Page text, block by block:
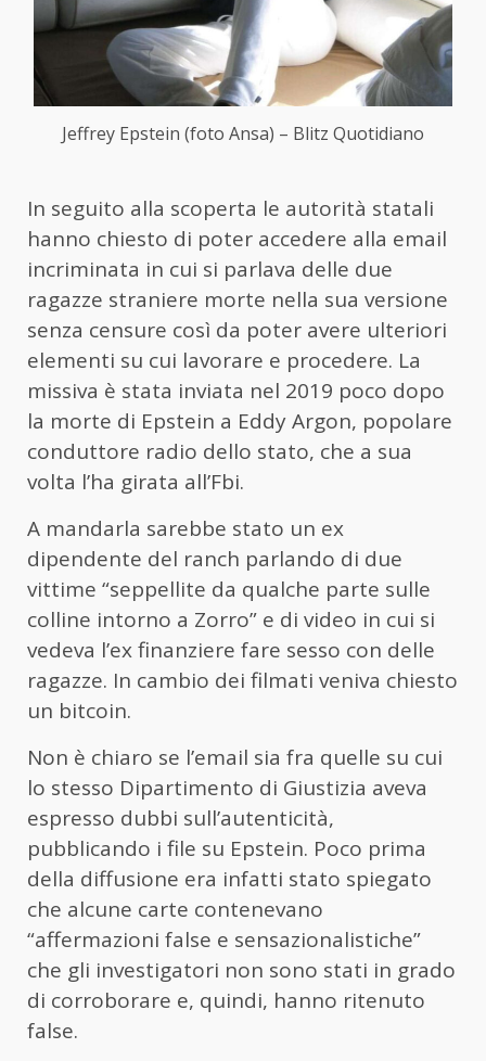
Jeffrey Epstein (foto Ansa) – Blitz Quotidiano
In seguito alla scoperta le autorità statali
hanno chiesto di poter accedere alla email
incriminata in cui si parlava delle due
ragazze straniere morte nella sua versione
senza censure così da poter avere ulteriori
elementi su cui lavorare e procedere. La
missiva è stata inviata nel 2019 poco dopo
la morte di Epstein a Eddy Argon, popolare
conduttore radio dello stato, che a sua
volta l’ha girata all’Fbi.
A mandarla sarebbe stato un ex
dipendente del ranch parlando di due
vittime “seppellite da qualche parte sulle
colline intorno a Zorro” e di video in cui si
vedeva l’ex finanziere fare sesso con delle
ragazze. In cambio dei filmati veniva chiesto
un bitcoin.
Non è chiaro se l’email sia fra quelle su cui
lo stesso Dipartimento di Giustizia aveva
espresso dubbi sull’autenticità,
pubblicando i file su Epstein. Poco prima
della diffusione era infatti stato spiegato
che alcune carte contenevano
“affermazioni false e sensazionalistiche”
che gli investigatori non sono stati in grado
di corroborare e, quindi, hanno ritenuto
false.